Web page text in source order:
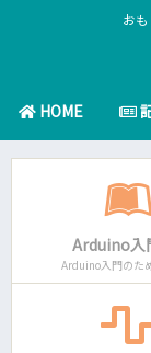
お
HOME
Arduino入
Arduino入門のた